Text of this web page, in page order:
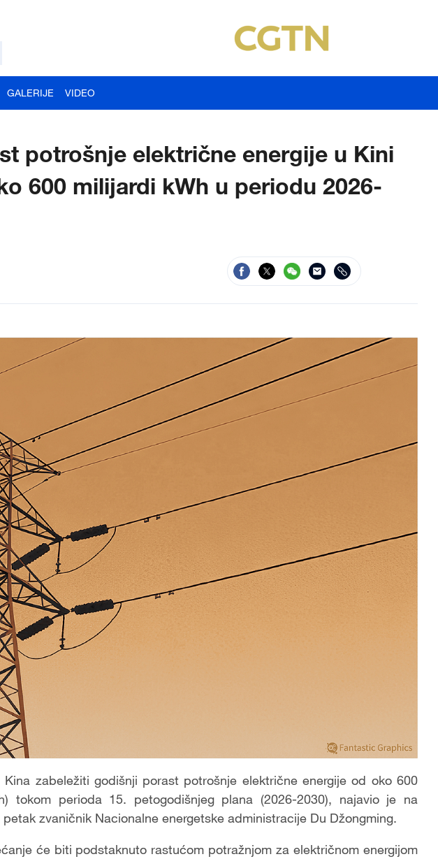
GALERIJE VIDEO
potrošnje električne energije u Kini
600 milijardi kWh u periodu 2026-
zabeležiti godišnji porast potrošnje električne energije od oko 600
tokom perioda 15. petogodišnjeg plana (2026-2030), najavio je na
zvaničnik Nacionalne energetske administracije Du Džongming.
će biti podstaknuto rastućom potražnjom za električnom energijom